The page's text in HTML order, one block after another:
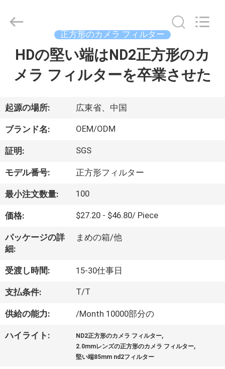
ロ
ダ
ク
ト
達
に
つ
い
て
工
2020
正方形のカメラ フィルター
HDの堅い端はND2正方形のカ
メラ フィルターを卒業させた
起源の場所: 広東省、中国
ブランド名: OEM/ODM
証明: SGS
モデル番号: 正方形フィルター
最小注文数量: 100
価格: $27.20 - $46.80/ Piece
パッケージの詳
細:
まめの箱/他
受渡し時間: 15-30仕事日
支払条件: T/T
供給の能力: /Month 10000部分の
ハイライト: ND2正方形のカメラ フィルター,
2.0mmレンズの正方形のカメラ フィルター,
堅い端85mm nd2フィルター